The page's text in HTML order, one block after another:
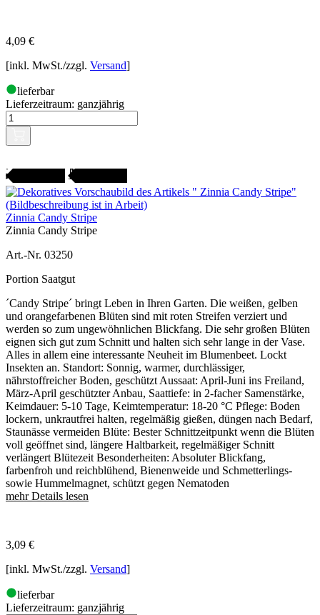
4,09 €
[inkl. MwSt./zzgl. Versand]
lieferbar
Lieferzeitraum: ganzjährig
SAMENFEST
Zinnia Candy Stripe
Zinnia Candy Stripe
Art.-Nr. 03250
Portion Saatgut
´Candy Stripe´ bringt Leben in Ihren Garten. Die weißen, gelben
und orangefarbenen Blüten sind mit roten Streifen verziert und
werden so zum ungewöhnlichen Blickfang. Die sehr großen Blüten
eignen sich gut zum Schnitt und halten sich sehr lange in der Vase.
Alles in allem eine interessante Neuheit im Blumenbeet. Lockt
Insekten an. Standort: Sonnig, warmer, durchlässiger,
nährstoffreicher Boden, geschützt Aussaat: April-Juni ins Freiland,
März-April geschützter Anbau, Saattiefe: in 2-facher Samenstärke,
Keimdauer: 5-10 Tage, Keimtemperatur: 18-20 °C Pflege: Boden
lockern, unkrautfrei halten, regelmäßig gießen, düngen nach Bedarf,
Staunässe vermeiden Blüte: Bester Schnittzeitpunkt wenn die Blüten
voll geöffnet sind, längere Haltbarkeit, regelmäßiger Schnitt
verlängert Blütezeit Besonderheiten: Absoluter Blickfang,
farbenfroh und reichblühend, Bienenweide und Schmetterlings-
sowie Hummelmagnet, schützt gegen Nematoden
mehr Details lesen
3,09 €
[inkl. MwSt./zzgl. Versand]
lieferbar
Lieferzeitraum: ganzjährig